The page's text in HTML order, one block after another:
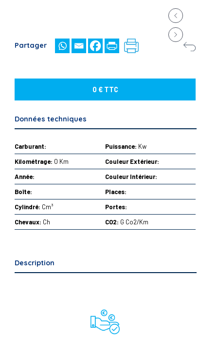
Partager
0 € TTC
Données techniques
Carburant: Puissance: Kw
Kilométrage: 0 Km
Couleur Extérieur:
Année:
Couleur Intérieur:
Boîte:
Places:
Cylindré: Cm³
Portes:
Chevaux: Ch CO2: G Co2/Km
Description